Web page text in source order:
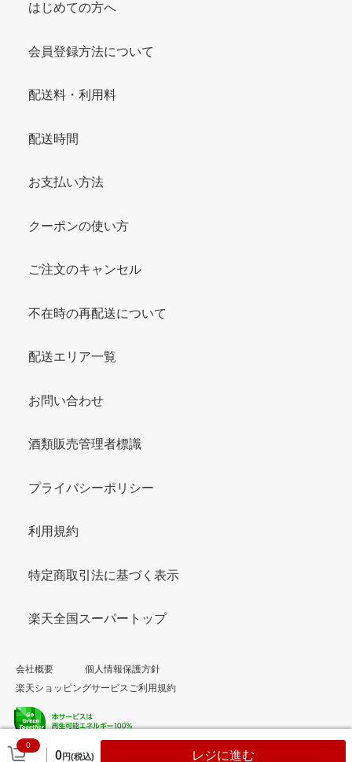
0
0円(税込) レジに進む
はじめての方へ
会員登録方法について
配送料・利用料
配送時間
お支払い方法
クーポンの使い方
ご注文のキャンセル
不在時の再配送について
配送エリア一覧
お問い合わせ
酒類販売管理者標識
プライバシーポリシー
利用規約
特定商取引法に基づく表示
楽天全国スーパートップ
会社概要
個人情報保護方針
楽天ショッピングサービスご利用規約
© Rakuten Group, Inc.